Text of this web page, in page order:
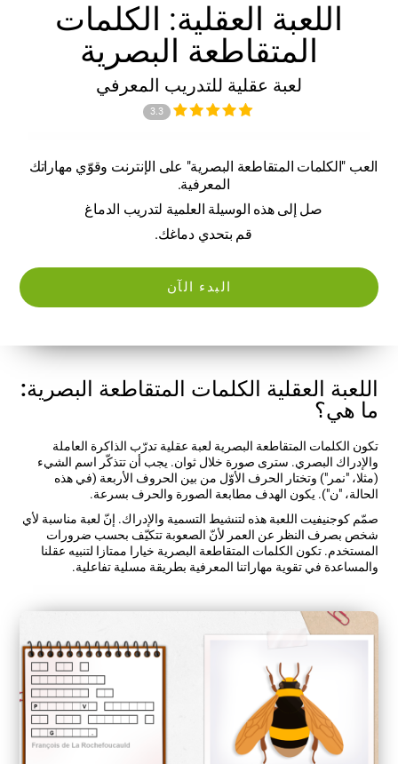
اللعبة العقلية: الكلمات
المتقاطعة البصرية
لعبة عقلية للتدريب المعرفي
3.3
العب "الكلمات المتقاطعة البصرية" على الإنترنت وقوّي مهاراتك
المعرفية.
صل إلى هذه الوسيلة العلمية لتدريب الدماغ
قم بتحدي دماغك.
البدء الآن
اللعبة العقلية الكلمات المتقاطعة البصرية:
ما هي؟
تكون الكلمات المتقاطعة البصرية لعبة عقلية تدرّب الذاكرة العاملة
والإدراك البصري. سترى صورة خلال ثوان. يجب أن تتذكّر اسم الشيء
(مثلا، "نمر") وتختار الحرف الأوّل من بين الحروف الأربعة (في هذه
الحالة، "ن"). يكون الهدف مطابعة الصورة والحرف بسرعة.
صمّم كوجنيفيت اللعبة هذه لتنشيط التسمية والإدراك. إنّ لعبة مناسبة لأي
شخص بصرف النظر عن العمر لأنّ الصعوبة تتكيّف بحسب ضرورات
المستخدم. تكون الكلمات المتقاطعة البصرية خيارا ممتازا لتنبيه عقلنا
والمساعدة في تقوية مهاراتنا المعرفية بطريقة مسلية تفاعلية.